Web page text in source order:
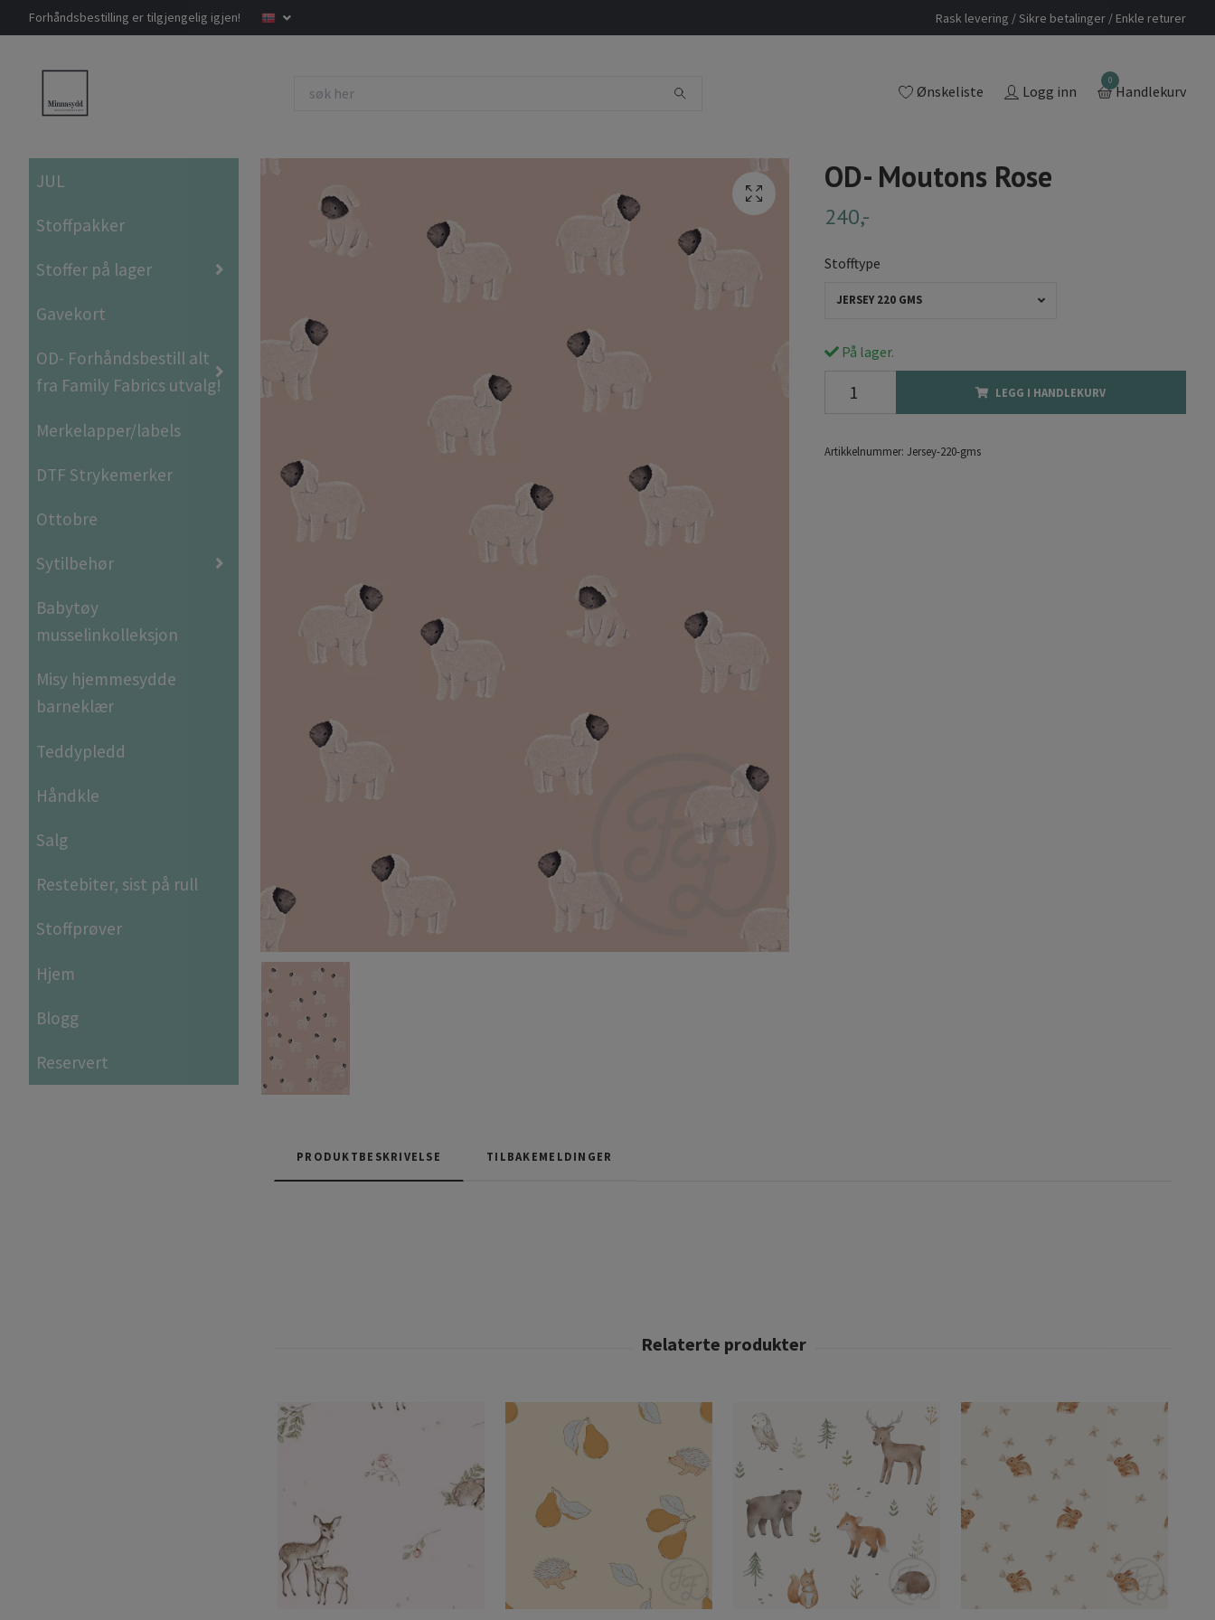
Forhåndsbestilling er tilgjengelig igjen! Rask levering / Sikre betalinger / Enkle returer
Ønskeliste Logg inn
0
Handlekurv
JUL
Stoffpakker
Stoffer på lager
Gavekort
OD- Forhåndsbestill alt
fra Family Fabrics utvalg!
Merkelapper/labels
DTF Strykemerker
Ottobre
Sytilbehør
Babytøy
musselinkolleksjon
Misy hjemmesydde
barneklær
Teddypledd
Håndkle
Salg
Restebiter, sist på rull
Stoffprøver
Hjem
Blogg
Reservert
OD- Moutons Rose
240,-
Stofftype
JERSEY 220 GMS
På lager.
LEGG I HANDLEKURV
Artikkelnummer: Jersey-220-gms
PRODUKTBESKRIVELSE TILBAKEMELDINGER